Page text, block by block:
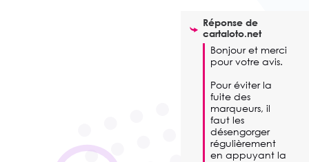
Réponse de
cartaloto.net
Bonjour et merci
pour votre avis.
Pour éviter la
fuite des
marqueurs, il
faut les
désengorger
régulièrement
en appuyant la